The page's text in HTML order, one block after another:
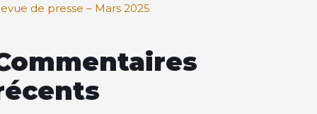
de presse – Mars 2025